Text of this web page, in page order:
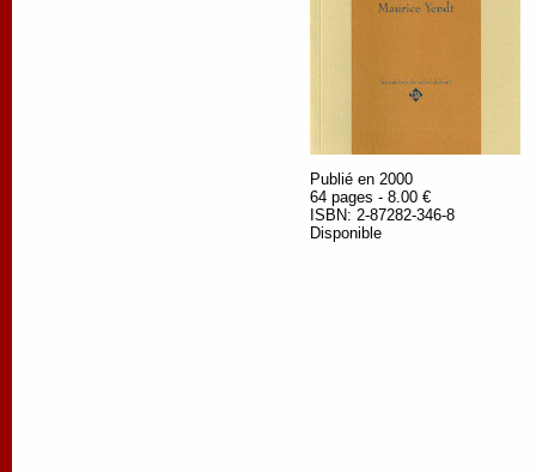
Publié en 2000
64 pages - 8.00 €
ISBN: 2-87282-346-8
Disponible